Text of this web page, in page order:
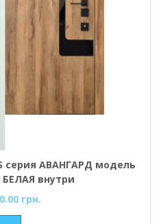
серия АВАНГАРД модель
внутри
грн.